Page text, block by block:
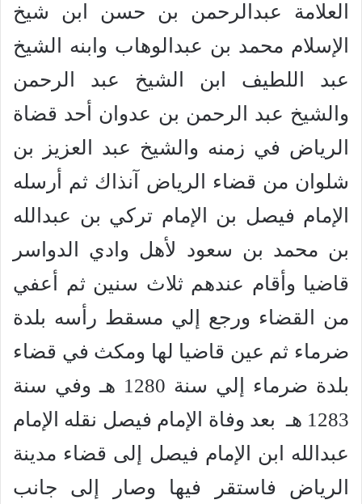
العلامة عبدالرحمن بن حسن ابن شيخ
الإسلام محمد بن عبدالوهاب وابنه الشيخ
عبد اللطيف ابن الشيخ عبد الرحمن
والشيخ عبد الرحمن بن عدوان أحد قضاة
الرياض في زمنه والشيخ عبد العزيز بن
شلوان من قضاء الرياض آنذاك ثم أرسله
الإمام فيصل بن الإمام تركي بن عبدالله
بن محمد بن سعود لأهل وادي الدواسر
قاضيا وأقام عندهم ثلاث سنين ثم أعفي
من القضاء ورجع إلي مسقط رأسه بلدة
ضرماء ثم عين قاضيا لها ومكث في قضاء
بلدة ضرماء إلي سنة 1280 هـ وفي سنة
1283 هـ بعد وفاة الإمام فيصل نقله الإمام
عبدالله ابن الإمام فيصل إلى قضاء مدينة
الرياض فاستقر فيها وصار إلى جانب